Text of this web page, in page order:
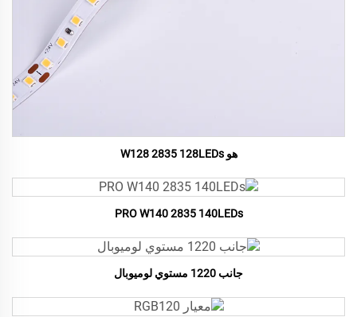
هو W128 2835 128LEDs
PRO W140 2835 140LEDs
جانب 1220 مستوي لوميوبال